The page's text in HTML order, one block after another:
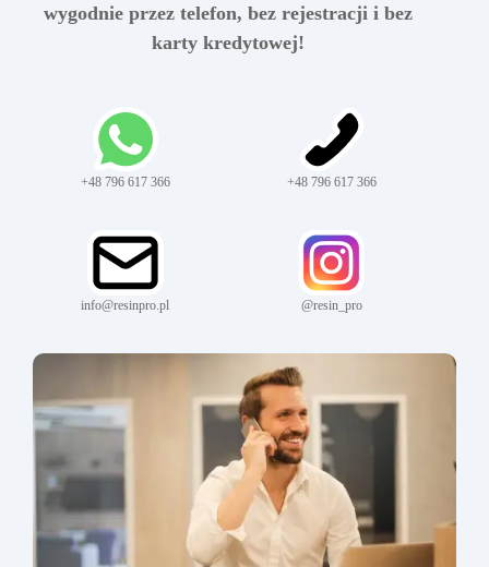
wygodnie przez telefon, bez rejestracji i bez
karty kredytowej!
+48 796 617 366 +48 796 617 366
info@resinpro.pl @resin_pro